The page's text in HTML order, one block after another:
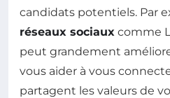
candidats potentiels. Par
réseaux sociaux comme
peut grandement
vous aider à vous
partagent les valeurs de